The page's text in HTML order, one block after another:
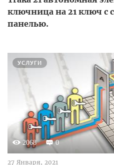
ключница на 21 ключ с
панелью.
УСЛУГИ
2068 0
27 Января, 2021